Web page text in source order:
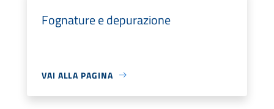
Fognature e depurazione
VAI ALLA PAGINA